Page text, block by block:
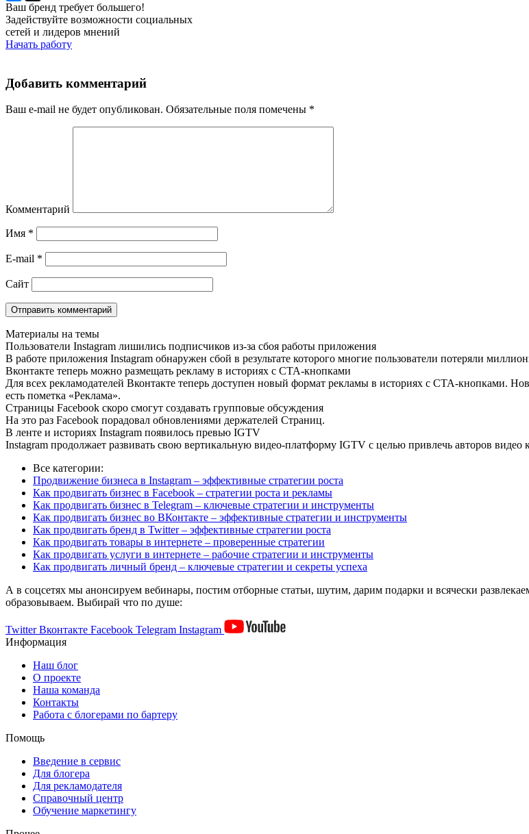
Ваш бренд требует большего!
Задействуйте возможности социальных
сетей и лидеров мнений
Начать работу
Добавить комментарий
Ваш e-mail не будет опубликован. Обязательные поля помечены *
Комментарий
Имя *
E-mail *
Сайт
Материалы на темы
Пользователи Instagram лишились подписчиков из-за сбоя работы приложения
В работе приложения Instagram обнаружен сбой в результате которого многие пользователи потеряли
Вконтакте теперь можно размещать рекламу в историях с СТА-кнопками
Для всех рекламодателей Вконтакте теперь доступен новый формат рекламы в историях с СТА-кнопками.
есть пометка «Реклама».
Страницы Facebook скоро смогут создавать групповые обсуждения
На это раз Facebook порадовал обновлениями держателей Страниц.
В ленте и историях Instagram появилось превью IGTV
Instagram продолжает развивать свою вертикальную видео-платформу IGTV с целью привлечь авторов видео
Все категории:
Продвижение бизнеса в Instagram – эффективные стратегии роста
Как продвигать бизнес в Facebook – стратегии роста и рекламы
Как продвигать бизнес в Telegram – ключевые стратегии и инструменты
Как продвигать бизнес во ВКонтакте – эффективные стратегии и инструменты
Как продвигать бренд в Twitter – эффективные стратегии роста
Как продвигать товары в интернете – проверенные стратегии
Как продвигать услуги в интернете – рабочие стратегии и инструменты
Как продвигать личный бренд – ключевые стратегии и секреты успеха
А в соцсетях мы анонсируем вебинары, постим отборные статьи, шутим, дарим подарки и всячески
образовываем. Выбирай что по душе:
TwitterВконтакте Facebook Telegram Instagram
Информация
Наш блог
О проекте
Наша команда
Контакты
Работа с блогерами по бартеру
Помощь
Введение в сервис
Для блогера
Для рекламодателя
Справочный центр
Обучение маркетингу